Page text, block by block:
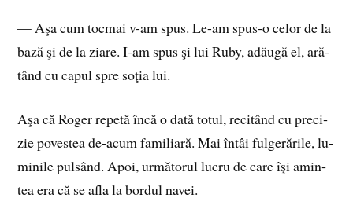
— Aşa cum toc­mai v-am spus. Le-am spus-o ce­lor de la
bază şi de la zia­re. I-am spus şi lui Ruby, adău­gă el, ară­
tând cu ca­pul spre so­ţia lui.
Aşa că Ro­ger re­pe­tă încă o dată to­tul, re­ci­tând cu pre­ci­
zie po­ves­tea de-acum fa­mi­lia­ră. Mai în­tâi ful­ge­ră­ri­le, lu­
mi­ni­le pul­sând. Apoi, ur­mă­to­rul lu­cru de care îşi amin­
tea era că se afla la bor­dul na­vei.